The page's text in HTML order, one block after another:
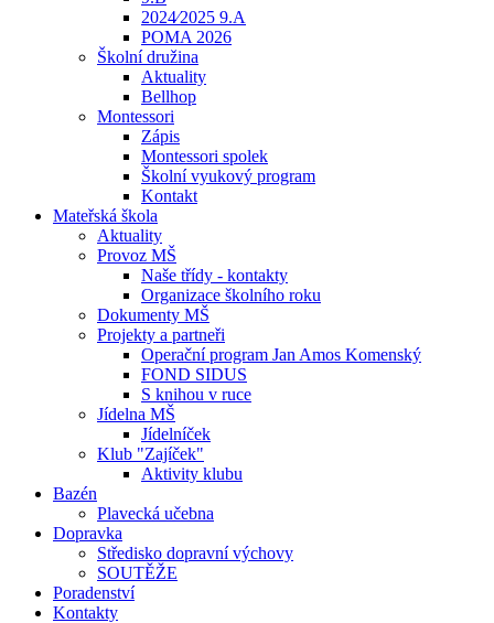
2024⁄2025 9.A
POMA 2026
Školní družina
Aktuality
Bellhop
Montessori
Zápis
Montessori spolek
Školní vyukový program
Kontakt
Mateřská škola
Aktuality
Provoz MŠ
Naše třídy - kontakty
Organizace školního roku
Dokumenty MŠ
Projekty a partneři
Operační program Jan Amos Komenský
FOND SIDUS
S knihou v ruce
Jídelna MŠ
Jídelníček
Klub "Zajíček"
Aktivity klubu
Bazén
Plavecká učebna
Dopravka
Středisko dopravní výchovy
SOUTĚŽE
Poradenství
Kontakty